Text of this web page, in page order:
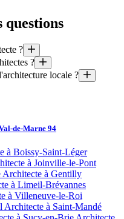
?
style, budget, délais, etc)
spécialement pour vous
d’Archibien
des esquisses conçues,
?
les architectes : ils
locale ?
de construction locales et
d’urbanisme et vous fera
de-Marne 94
à Boissy-Saint-Léger
à Joinville-le-Pont
Architecte à Gentilly
à Limeil-Brévannes
à Villeneuve-le-Roi
Architecte à Saint-Mandé